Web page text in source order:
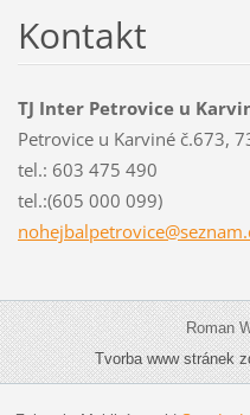
Kontakt
TJ Inter Petrovice u
Petrovice u Karviné č.673,
tel.: 603 475 490
tel.:(605 000 099)
nohejbalpetrovice@seznam
Roman
Tvorba www stránek